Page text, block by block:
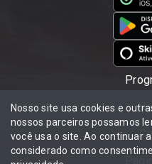
Nosso site usa cookies e
nossos parceiros possamos
você usa o site. Ao continuar
considerado como